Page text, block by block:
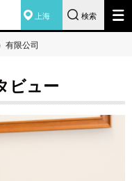
上海 検索
有限公司
ビュー